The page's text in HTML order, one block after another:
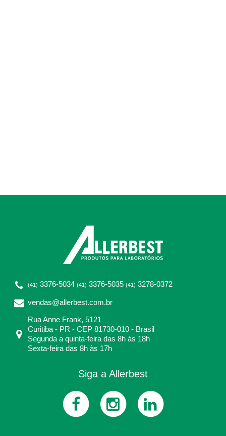
(41) 3376-5034 (41) 3376-5035 (41) 3278-0372
vendas@allerbest.com.br
Rua Anne Frank, 5121
Curitiba - PR - CEP 81730-010 - Brasil
Segunda a quinta-feira das 8h às 18h
Sexta-feira das 8h às 17h
Siga a Allerbest